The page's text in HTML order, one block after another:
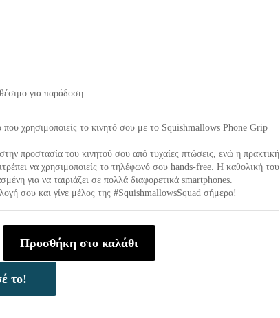
για παράδοση
που χρησιμοποιείς το κινητό σου με το Squishmallows Phone Grip
προστασία του κινητού σου από τυχαίες πτώσεις, ενώ η πρακτική
να χρησιμοποιείς το τηλέφωνό σου hands-free. Η καθολική του
για να ταιριάζει σε πολλά διαφορετικά smartphones.
σου και γίνε μέλος της #SquishmallowsSquad σήμερα!
Προσθήκη στο καλάθι
το!